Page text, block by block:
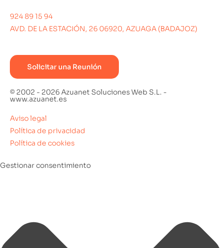
924 89 15 94
AVD. DE LA ESTACIÓN, 26 06920, AZUAGA (BADAJOZ)
Solicitar una Reunión
© 2002 - 2026 Azuanet Soluciones Web S.L. -
www.azuanet.es
Aviso legal
Política de privacidad
Política de cookies
Gestionar consentimiento